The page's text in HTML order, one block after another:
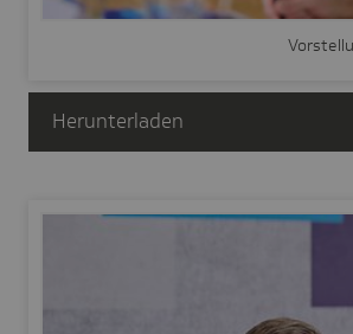
Herunterladen